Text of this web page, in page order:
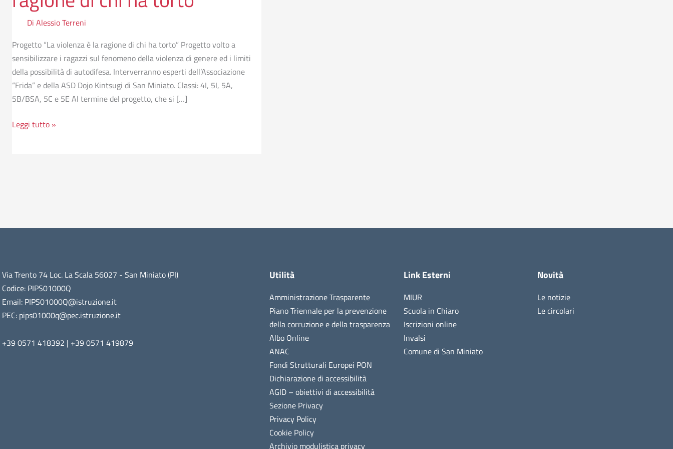
Di Alessio Terreni
Progetto “La violenza è la ragione di chi ha torto” Progetto volto a
sensibilizzare i ragazzi sul fenomeno della violenza di genere ed i limiti
della possibilità di autodifesa. Interverranno esperti dell’Associazione
“Frida” e della ASD Dojo Kintsugi di San Miniato. Classi: 4I, 5I, 5A,
5B/BSA, 5C e 5E Al termine del progetto, che si […]
Leggi tutto »
Via Trento 74 Loc. La Scala 56027 - San Miniato (PI)
Codice: PIPS01000Q
Email: PIPS01000Q@istruzione.it
PEC: pips01000q@pec.istruzione.it
+39 0571 418392 | +39 0571 419879
Utilità
Amministrazione Trasparente
Piano Triennale per la prevenzione
della corruzione e della trasparenza
Albo Online
ANAC
Fondi Strutturali Europei PON
Dichiarazione di accessibilità
AGID – obiettivi di accessibilità
Sezione Privacy
Privacy Policy
Cookie Policy
Archivio modulistica privacy
Link Esterni
MIUR
Scuola in Chiaro
Iscrizioni online
Invalsi
Comune di San Miniato
Novità
Le notizie
Le circolari